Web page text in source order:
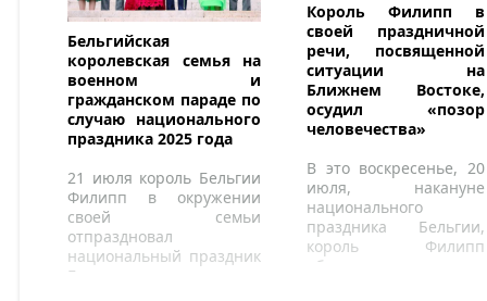
Бельгийская
королевская семья на
военном и
гражданском параде по
случаю национального
праздника 2025 года
21 июля король Бельгии
Филипп в окружении
своей семьи
отпраздновал
национальный праздник
Бельгии.
Король Филипп в
своей праздничной
речи, посвященной
ситуации на
Ближнем Востоке,
осудил «позор
человечества»
В это воскресенье, 20
июля, накануне
национального
праздника Бельгии,
король Филипп
обратился к